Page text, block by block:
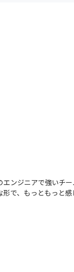
ンジニアで強いチ
で、もっともっと